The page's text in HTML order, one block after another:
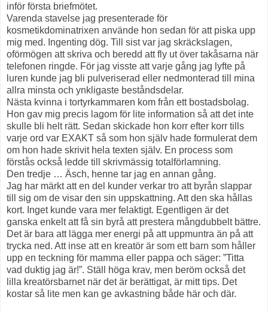
inför första briefmötet.
Varenda stavelse jag presenterade för
kosmetikdominatrixen använde hon sedan för att piska upp
mig med. Ingenting dög. Till sist var jag skräckslagen,
oförmögen att skriva och beredd att fly ut över takåsarna när
telefonen ringde. För jag visste att varje gång jag lyfte på
luren kunde jag bli pulveriserad eller nedmonterad till mina
allra minsta och ynkligaste beståndsdelar.
Nästa kvinna i tortyrkammaren kom från ett bostadsbolag.
Hon gav mig precis lagom för lite information så att det inte
skulle bli helt rätt. Sedan skickade hon korr efter korr tills
varje ord var EXAKT så som hon själv hade formulerat dem
om hon hade skrivit hela texten själv. En process som
förstås också ledde till skrivmässig totalförlamning.
Den tredje … Äsch, henne tar jag en annan gång.
Jag har märkt att en del kunder verkar tro att byrån slappar
till sig om de visar den sin uppskattning. Att den ska hållas
kort. Inget kunde vara mer felaktigt. Egentligen är det
ganska enkelt att få sin byrå att prestera mångdubbelt bättre.
Det är bara att lägga mer energi på att uppmuntra än på att
trycka ned. Att inse att en kreatör är som ett barn som håller
upp en teckning för mamma eller pappa och säger: ”Titta
vad duktig jag är!”. Ställ höga krav, men beröm också det
lilla kreatörsbarnet när det är berättigat, är mitt tips. Det
kostar så lite men kan ge avkastning både här och där.